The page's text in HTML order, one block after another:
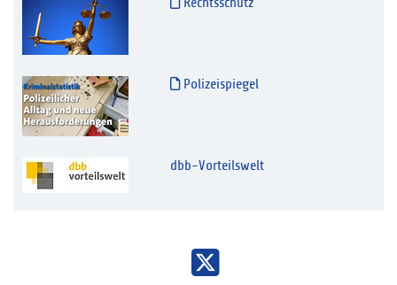
Polizeispiegel
dbb-Vorteilswelt